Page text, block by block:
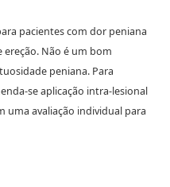
pacientes com dor peniana
Não é um bom
peniana. Para
se aplicação intra-lesional
uma avaliação individual para